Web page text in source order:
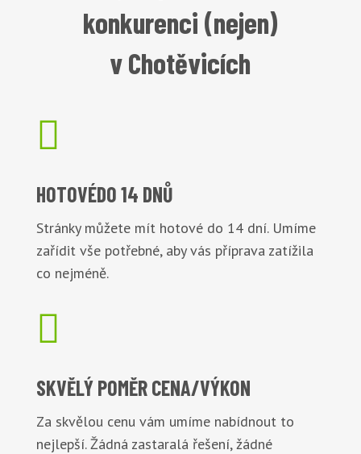
konkurenci (nejen)
v Chotěvicích

HOTOVÉDO 14 DNŮ
Stránky můžete mít hotové do 14 dní. Umíme
zařídit vše potřebné, aby vás příprava zatížila
co nejméně.

SKVĚLÝ POMĚRCENA/VÝKON
Za skvělou cenu vám umíme nabídnout to
nejlepší. Žádná zastaralá řešení, žádné